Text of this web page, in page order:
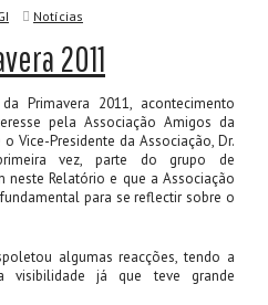
Notícias
2011
Primavera 2011, acontecimento
pela Associação Amigos da
Vice-Presidente da Associação, Dr.
vez, parte do grupo de
neste Relatório e que a Associação
para se reflectir sobre o
algumas reacções, tendo a
visibilidade já que teve grande